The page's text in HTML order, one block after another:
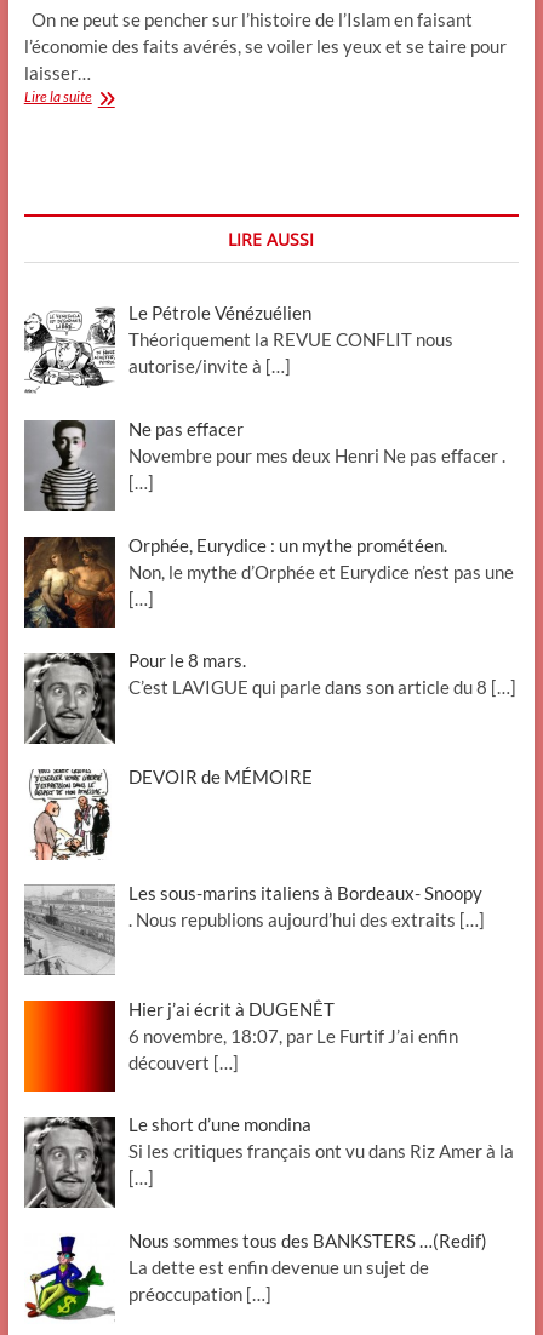
On ne peut se pencher sur l’histoire de l’Islam en faisant
l’économie des faits avérés, se voiler les yeux et se taire pour
laisser…
Lire la suiteLes
LIRE AUSSI
Le Pétrole Vénézuélien
Théoriquement la REVUE CONFLIT nous
autorise/invite à […]
Ne pas effacer
Novembre pour mes deux Henri Ne pas effacer .
[…]
Orphée, Eurydice : un mythe prométéen.
Non, le mythe d’Orphée et Eurydice n’est pas une
[…]
Pour le 8 mars.
C’est LAVIGUE qui parle dans son article du 8 […]
DEVOIR de MÉMOIRE
Les sous-marins italiens à Bordeaux- Snoopy
. Nous republions aujourd’hui des extraits […]
Hier j’ai écrit à DUGENÊT
6 novembre, 18:07, par Le Furtif J’ai enfin
découvert […]
Le short d’une mondina
Si les critiques français ont vu dans Riz Amer à la
[…]
Nous sommes tous des BANKSTERS …(Redif)
La dette est enfin devenue un sujet de
préoccupation […]